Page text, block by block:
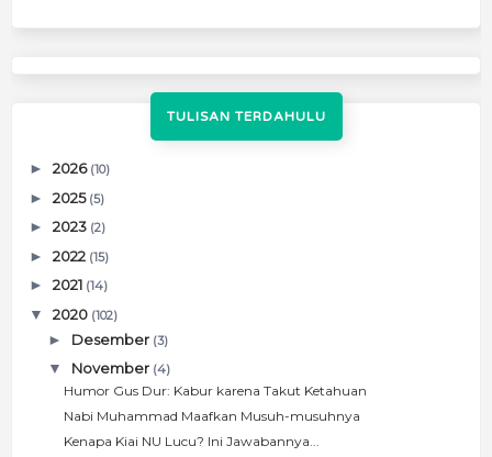
TULISAN TERDAHULU
► 2026 (10)
► 2025 (5)
► 2023 (2)
► 2022 (15)
► 2021 (14)
▼ 2020 (102)
► Desember (3)
▼ November (4)
Humor Gus Dur: Kabur karena Takut Ketahuan
Nabi Muhammad Maafkan Musuh-musuhnya
Kenapa Kiai NU Lucu? Ini Jawabannya...